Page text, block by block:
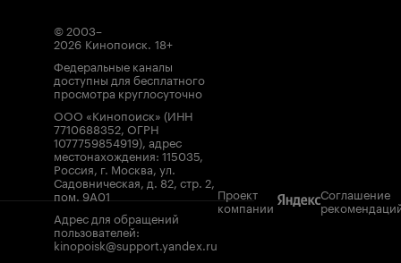
© 2003–
2026 Кинопоиск. 18+
Федеральные каналы
доступны для бесплатного
просмотра круглосуточно
ООО «Кинопоиск» (ИНН
7710688352, ОГРН
1077759854919), адрес
местонахождения: 115035,
Россия, г. Москва, ул.
Садовническая, д. 82, стр. 2,
пом. 9А01
Адрес для обращений
пользователей:
kinopoisk@support.yandex.ru
Проект
компании
Соглашение